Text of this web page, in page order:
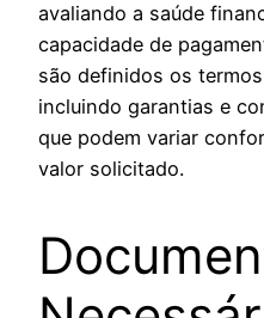
avaliando a saúde
capacidade de
são definidos os
incluindo garantias e
que podem variar
valor solicitado.